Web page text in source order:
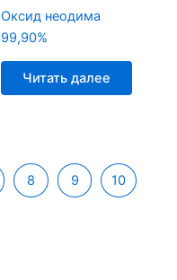
Оксид неодима
99,90%
Читать далее
8 9 10